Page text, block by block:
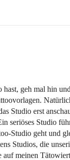
geh mal hin
Studio erst
seriöses Studio
Studio geht und
Studios, die
meinen